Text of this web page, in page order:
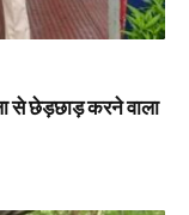
से छेड़छाड़ करने वाला